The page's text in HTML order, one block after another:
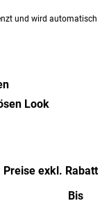
und wird automatisch
Look
Preise exkl. Rabatt
Bis